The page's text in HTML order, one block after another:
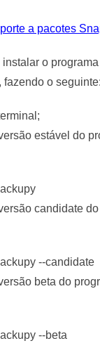
a pacotes
o
fazendo o seguinte:
estável do
candidate
--candidate
beta do
--beta